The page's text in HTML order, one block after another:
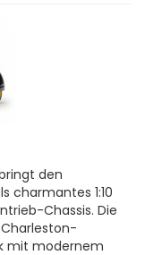
den
charmantes 1:10
Chassis. Die
mit modernem